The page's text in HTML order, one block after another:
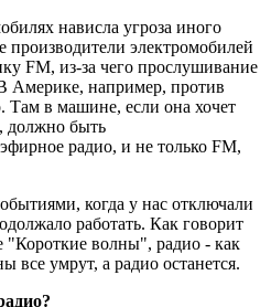
нависла угроза иного
производители электромобилей
FM, из-за чего прослушивание
Америке, например, против
Там в машине, если она хочет
должно быть
радио, и не только FM,
когда у нас отключали
работать. Как говорит
волны", радио - как
все умрут, а радио останется.